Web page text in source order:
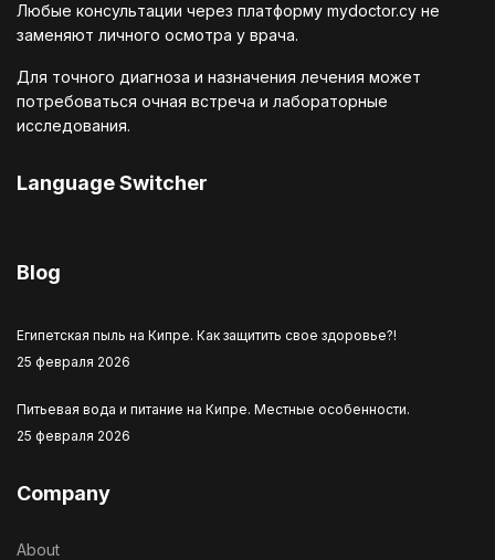
Любые консультации через платформу mydoctor.cy не
заменяют личного осмотра у врача.
Для точного диагноза и назначения лечения может
потребоваться очная встреча и лабораторные
исследования.
Language Switcher
Blog
Египетская пыль на Кипре. Как защитить свое здоровье?!
25 февраля 2026
Питьевая вода и питание на Кипре. Местные особенности.
25 февраля 2026
Company
About